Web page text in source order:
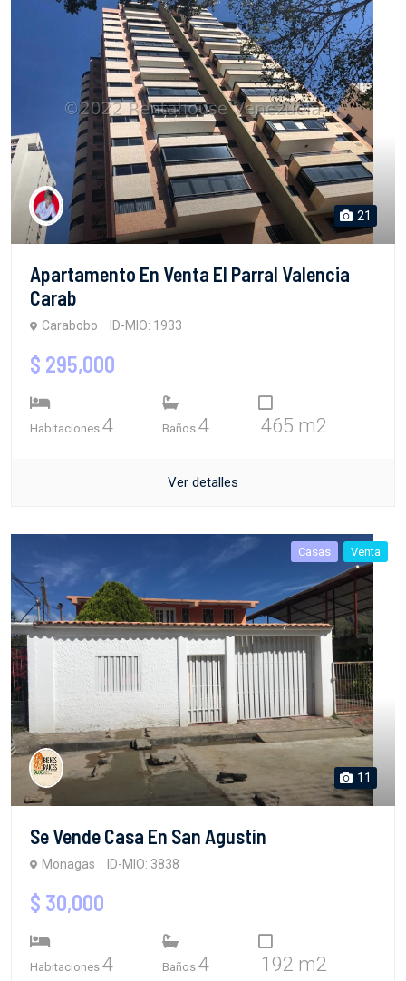
21
Apartamento En Venta El Parral Valencia
Carab
Carabobo ID-MIO: 1933
$ 295,000
Habitaciones 4 Baños 4 465 m2
Ver detalles
Casas Venta
11
Se Vende Casa En San Agustín
Monagas ID-MIO: 3838
$ 30,000
Habitaciones 4 Baños 4 192 m2